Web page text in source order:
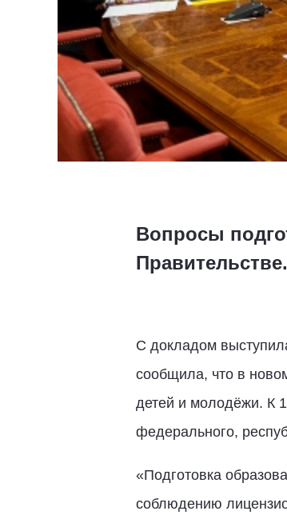
Вопросы
С докладом
сообщила, что в
детей и молодёжи. К 1
федерального,
«Подготовка
соблюдению